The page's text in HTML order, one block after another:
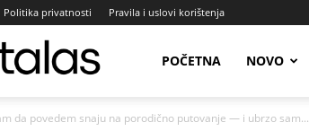
Politika privatnosti Pravila i uslovi korištenja
POČETNA NOVO
da povedem snaju na porodično putovanje — i ubrzo sam...